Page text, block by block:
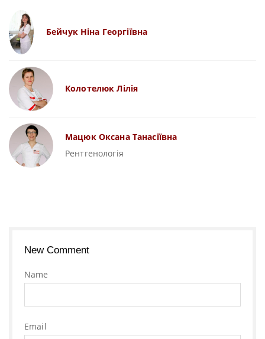
Бейчук Ніна Георгіївна
Колотелюк Лілія
Мацюк Оксана Танасіївна
Рентгенологія
New Comment
Name
Email